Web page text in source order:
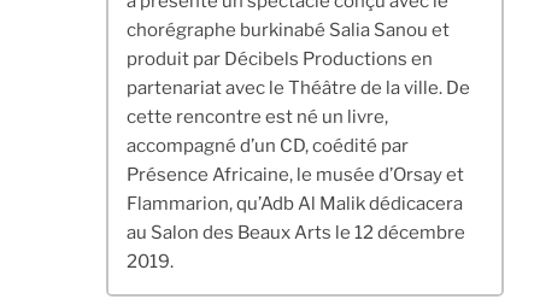
chorégraphe burkinabé Salia Sanou et
produit par Décibels Productions en
partenariat avec le Théâtre de la ville. De
cette rencontre est né un livre,
accompagné d’un CD, coédité par
Présence Africaine, le musée d’Orsay et
Flammarion, qu’Adb Al Malik dédicacera
au Salon des Beaux Arts le 12 décembre
2019.